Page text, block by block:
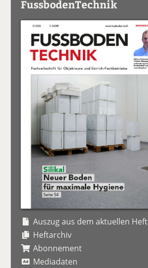
FussbodenTechnik
Auszug aus dem aktuellen Heft
Heftarchiv
Abonnement
Mediadaten